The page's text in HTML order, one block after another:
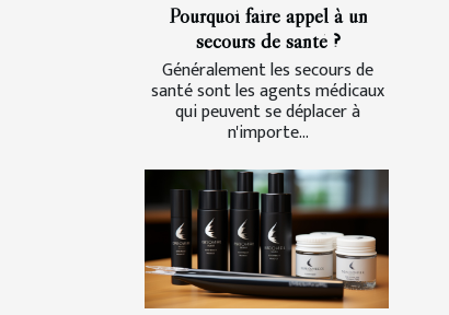
Pourquoi faire appel à un
secours de santé ?
Généralement les secours de
santé sont les agents médicaux
qui peuvent se déplacer à
n'importe...